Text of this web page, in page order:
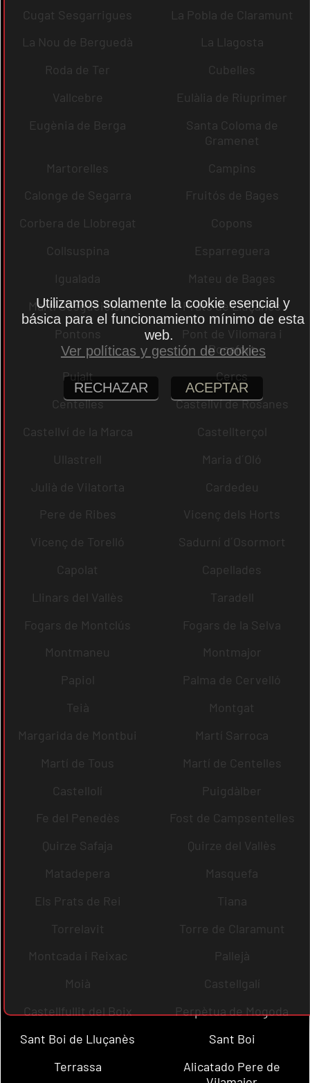
Cugat Sesgarrigues
La Pobla de Claramunt
La Nou de Berguedà
La Llagosta
Roda de Ter
Cubelles
Vallcebre
Eulàlia de Riuprimer
Eugènia de Berga
Santa Coloma de
Gramenet
Martorelles
Campins
Calonge de Segarra
Fruitós de Bages
Corbera de Llobregat
Copons
Collsuspina
Esparreguera
Igualada
Mateu de Bages
Martí Sesgueioles
Prats de Lluçanès
Pontons
Pont de Vilomara i
Rocafort
Pujalt
Cercs
Centelles
Castellví de Rosanes
Castellví de la Marca
Castellterçol
Ullastrell
Maria d´Oló
Julià de Vilatorta
Cardedeu
Pere de Ribes
Vicenç dels Horts
Vicenç de Torelló
Sadurní d´Osormort
Capolat
Capellades
Llinars del Vallès
Taradell
Fogars de Montclús
Fogars de la Selva
Montmaneu
Montmajor
Papiol
Palma de Cervelló
Teià
Montgat
Margarida de Montbui
Martí Sarroca
Martí de Tous
Martí de Centelles
Castellolí
Puigdàlber
Fe del Penedès
Fost de Campsentelles
Quirze Safaja
Quirze del Vallès
Matadepera
Masquefa
Els Prats de Rei
Tiana
Torrelavit
Torre de Claramunt
Montcada i Reixac
Pallejà
Moià
Castellgalí
Castellfullit del Boix
Perpètua de Mogoda
Sant Boi de Lluçanès
Sant Boi
Terrassa
Alicatado Pere de
Utilizamos solamente la cookie esencial y
básica para el funcionamiento mínimo de esta
web.
Ver políticas y gestión de cookies
RECHAZAR ACEPTAR